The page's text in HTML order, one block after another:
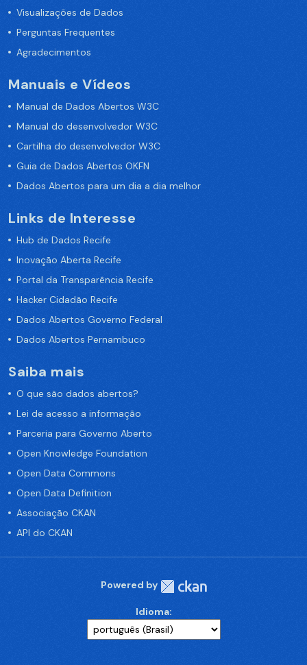
Visualizações de Dados
Perguntas Frequentes
Agradecimentos
Manuais e Vídeos
Manual de Dados Abertos W3C
Manual do desenvolvedor W3C
Cartilha do desenvolvedor W3C
Guia de Dados Abertos OKFN
Dados Abertos para um dia a dia melhor
Links de Interesse
Hub de Dados Recife
Inovação Aberta Recife
Portal da Transparência Recife
Hacker Cidadão Recife
Dados Abertos Governo Federal
Dados Abertos Pernambuco
Saiba mais
O que são dados abertos?
Lei de acesso a informação
Parceria para Governo Aberto
Open Knowledge Foundation
Open Data Commons
Open Data Definition
Associação CKAN
API do CKAN
Powered by
Idioma